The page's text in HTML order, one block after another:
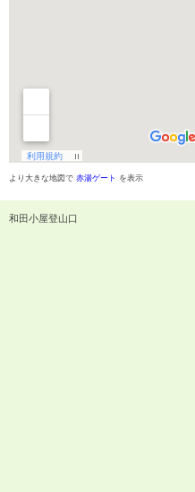
より大きな地図で 赤湯ゲート を表示
和田小屋登山口